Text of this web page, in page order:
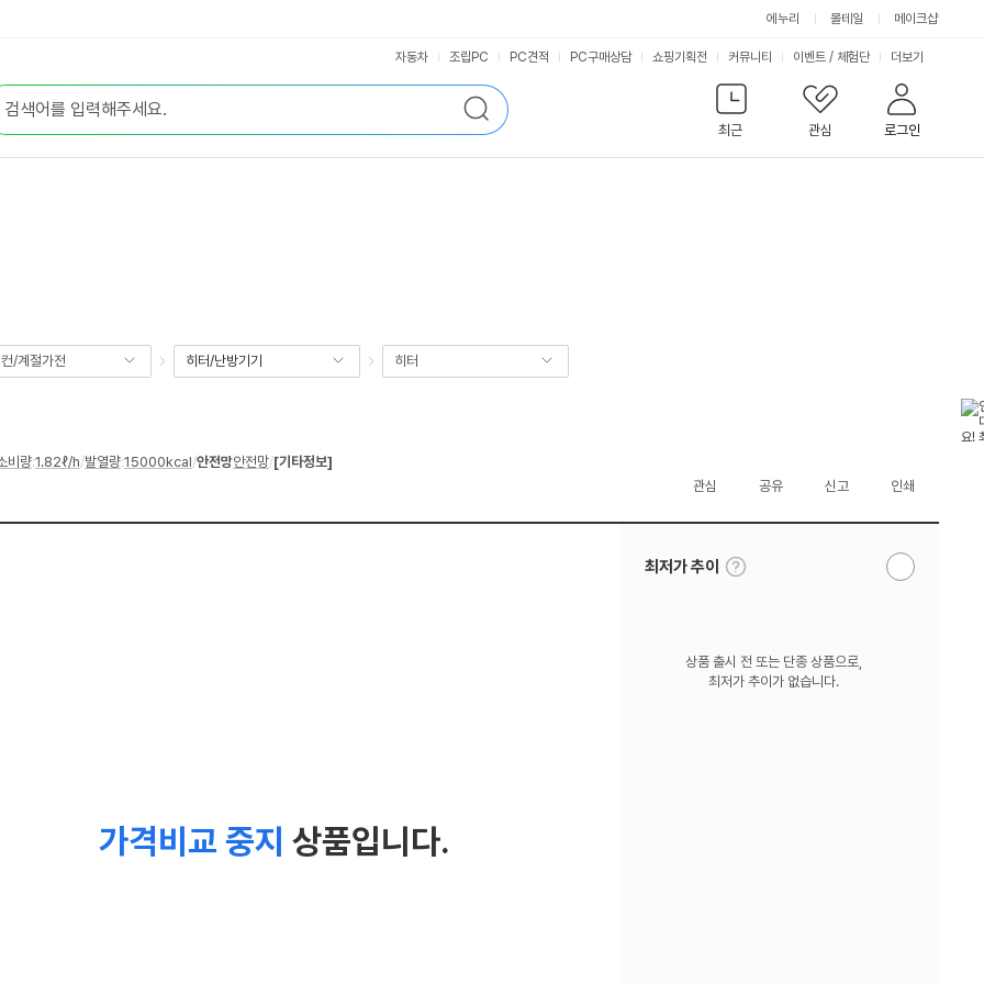
에누리 몰테일 메이크샵
검
색
최근
관심 로그인
자동차 조립PC PC견적 PC구매상담 쇼핑기획전 커뮤니티 이벤트 / 체험단 서
비
스
더보기
/계절가전 히터/난방기기 히터
비량:1.82ℓ/h/발열량:15000kcal/안전망안전망/[기타정보]
관심
공유 신고 인쇄
가격비교 중지 상품입니다.
최저가 추이
툴
팁
알
상품 출시 전 또는 단종 상품으로,
최저가 추이가 없습니다.